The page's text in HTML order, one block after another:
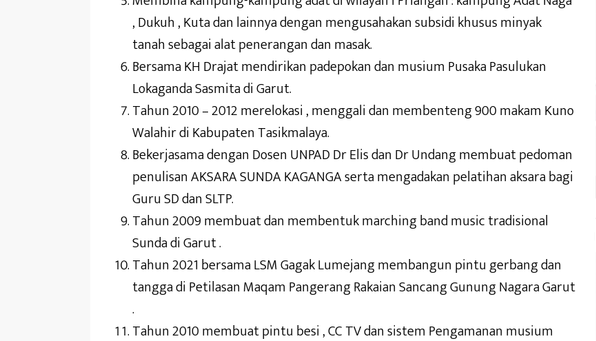
, Dukuh , Kuta dan lainnya dengan mengusahakan subsidi khusus minyak
tanah sebagai alat penerangan dan masak.
Bersama KH Drajat mendirikan padepokan dan musium Pusaka Pasulukan
Lokaganda Sasmita di Garut.
Tahun 2010 – 2012 merelokasi , menggali dan membenteng 900 makam Kuno
Walahir di Kabupaten Tasikmalaya.
Bekerjasama dengan Dosen UNPAD Dr Elis dan Dr Undang membuat pedoman
penulisan AKSARA SUNDA KAGANGA serta mengadakan pelatihan aksara bagi
Guru SD dan SLTP.
Tahun 2009 membuat dan membentuk marching band music tradisional
Sunda di Garut .
Tahun 2021 bersama LSM Gagak Lumejang membangun pintu gerbang dan
tangga di Petilasan Maqam Pangerang Rakaian Sancang Gunung Nagara Garut
.
Tahun 2010 membuat pintu besi , CC TV dan sistem Pengamanan musium